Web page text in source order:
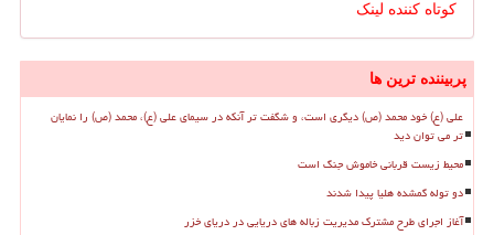
کوتاه کننده لینک
پربیننده ترین ها
علی (ع) خود محمد (ص) دیگری است، و شگفت تر آنکه در سیمای علی (ع)، محمد (ص) را نمایان
تر می توان دید
محیط زیست قربانی خاموش جنگ است
دو توله گمشده هلیا پیدا شدند
آغاز اجرای طرح مشترک مدیریت زباله های دریایی در دریای خزر